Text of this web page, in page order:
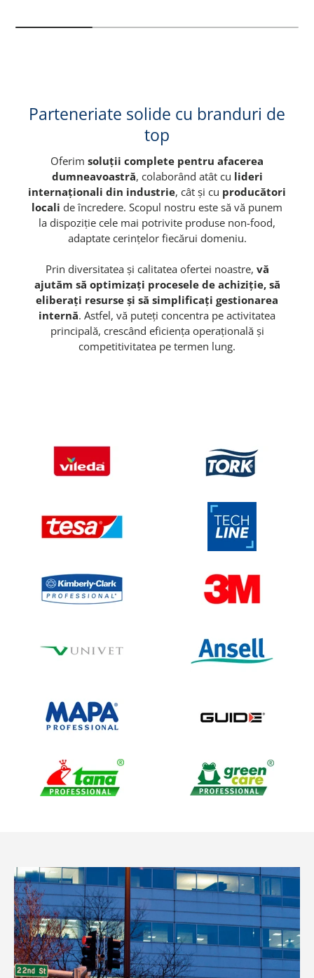
Parteneriate solide cu branduri de
top
Oferim soluții complete pentru afacerea
dumneavoastră, colaborând atât cu lideri
internaționali din industrie, cât și cu producători
locali de încredere. Scopul nostru este să vă punem
la dispoziție cele mai potrivite produse non-food,
adaptate cerințelor fiecărui domeniu.
Prin diversitatea și calitatea ofertei noastre, vă
ajutăm să optimizați procesele de achiziție, să
eliberați resurse și să simplificați gestionarea
internă. Astfel, vă puteți concentra pe activitatea
principală, crescând eficiența operațională și
competitivitatea pe termen lung.